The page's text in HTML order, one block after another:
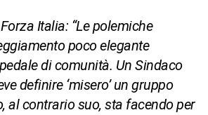
Italia: “Le polemiche
poco elegante
di comunità. Un Sindaco
definire ‘misero’ un gruppo
al contrario suo, sta facendo per